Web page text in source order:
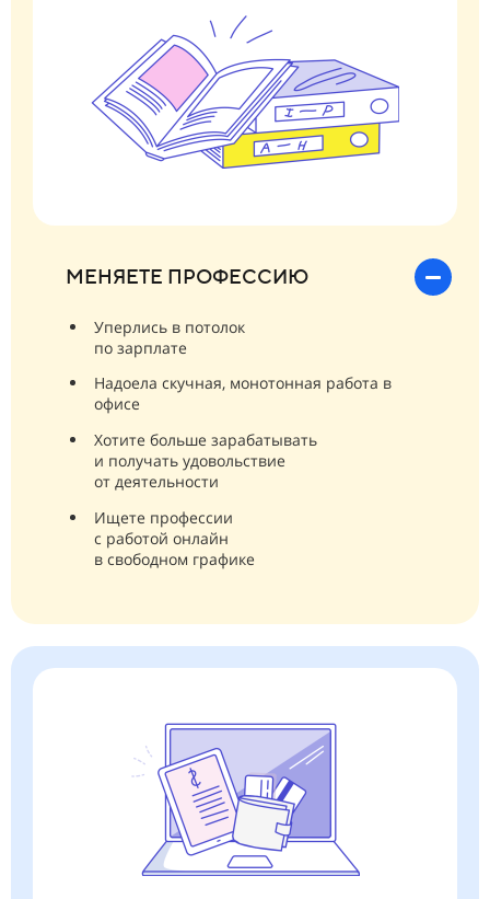
МЕНЯЕТЕ ПРОФЕССИЮ
Уперлись в потолок
по зарплате
Надоела скучная, монотонная работа в
офисе
Хотите больше зарабатывать
и получать удовольствие
от деятельности
Ищете профессии
с работой онлайн
в свободном графике